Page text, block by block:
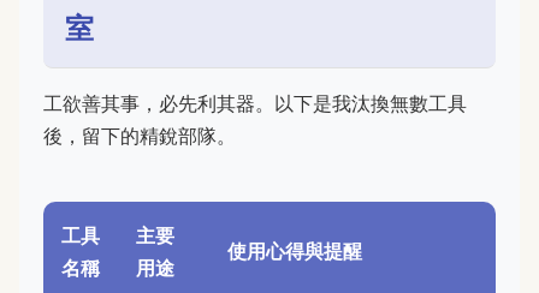
室
工欲善其事，必先利其器。以下是我汰換無數工具
後，留下的精銳部隊。
工具
名稱
主要
用途
使用心得與提醒